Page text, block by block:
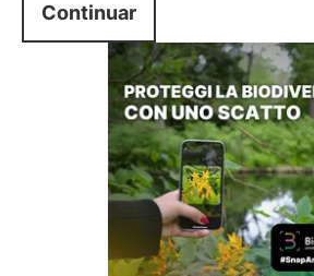
Continuar